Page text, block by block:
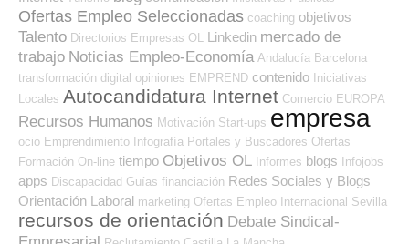
Ofertas Empleo Seleccionadas coaching objetivos
Talento Directorios Empresas OL Linkedin mercado de
trabajo Noticias Empleo-Economía Andalucía Barcelona
transformación digital opiniones EMPREND contenido Iniciativas
Locales Autocandidatura Internet Comercio EUROPA
Recursos Humanos Motivación Start-ups empresa
ocio Emprendimiento Infografía Portales y Buscadores Ofertas
Formación On-line tiempo Objetivos OL Informes blogs Infojobs
apps Discapacidad Guías financiación Redes Sociales y Blogs
Orientación Laboral marketing Ofertas Empleo Internacional Sevilla
recursos de orientación Debate Sindical-